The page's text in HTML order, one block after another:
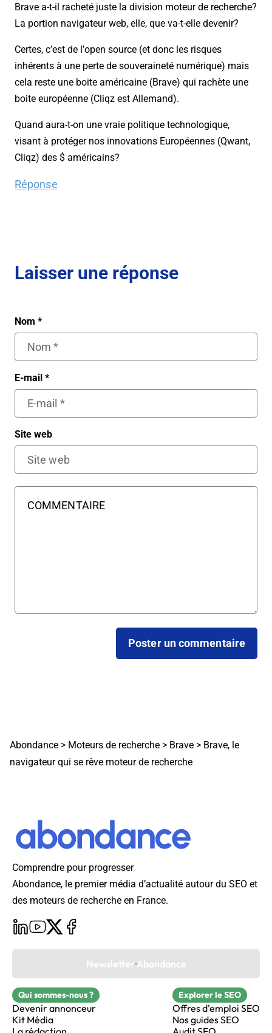
Brave a-t-il racheté juste la division moteur de recherche?
La portion navigateur web, elle, que va-t-elle devenir?
Certes, c’est de l’open source (et donc les risques
inhérents à une perte de souveraineté numérique) mais
cela reste une boite américaine (Brave) qui rachète une
boite européenne (Cliqz est Allemand).
Quand aura-t-on une vraie politique technologique,
visant à protéger nos innovations Européennes (Qwant,
Cliqz) des $ américains?
Réponse
Laisser une réponse
Nom *
E-mail *
Site web
Abondance > Moteurs de recherche > Brave > Brave, le
navigateur qui se rêve moteur de recherche
Comprendre pour progresser
Abondance, le premier média d’actualité autour du SEO et
des moteurs de recherche en France.
Newsletter Abondance
Qui sommes-nous ?
Devenir annonceur
Kit Média
Explorer le SEO
Offres d'emploi SEO
Nos guides SEO